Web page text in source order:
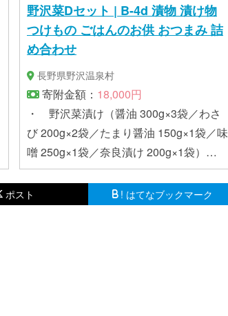
野沢菜Dセット | B-4d 漬物 漬け物
つけもの ごはんのお供 おつまみ 詰
め合わせ
長野県野沢温泉村
寄附金額： 18,000円
・ 野沢菜漬け（醤油 300g×3袋／わさ
び 200g×2袋／たまり醤油 150g×1袋／味
噌 250g×1袋／奈良漬け 200g×1袋）
・ 野沢菜炒め 120g×1袋 ・ 野沢菜キ
ムチ 120g×1袋 ・ リンゴバター 200g×
1個
ポスト ! はてなブックマーク